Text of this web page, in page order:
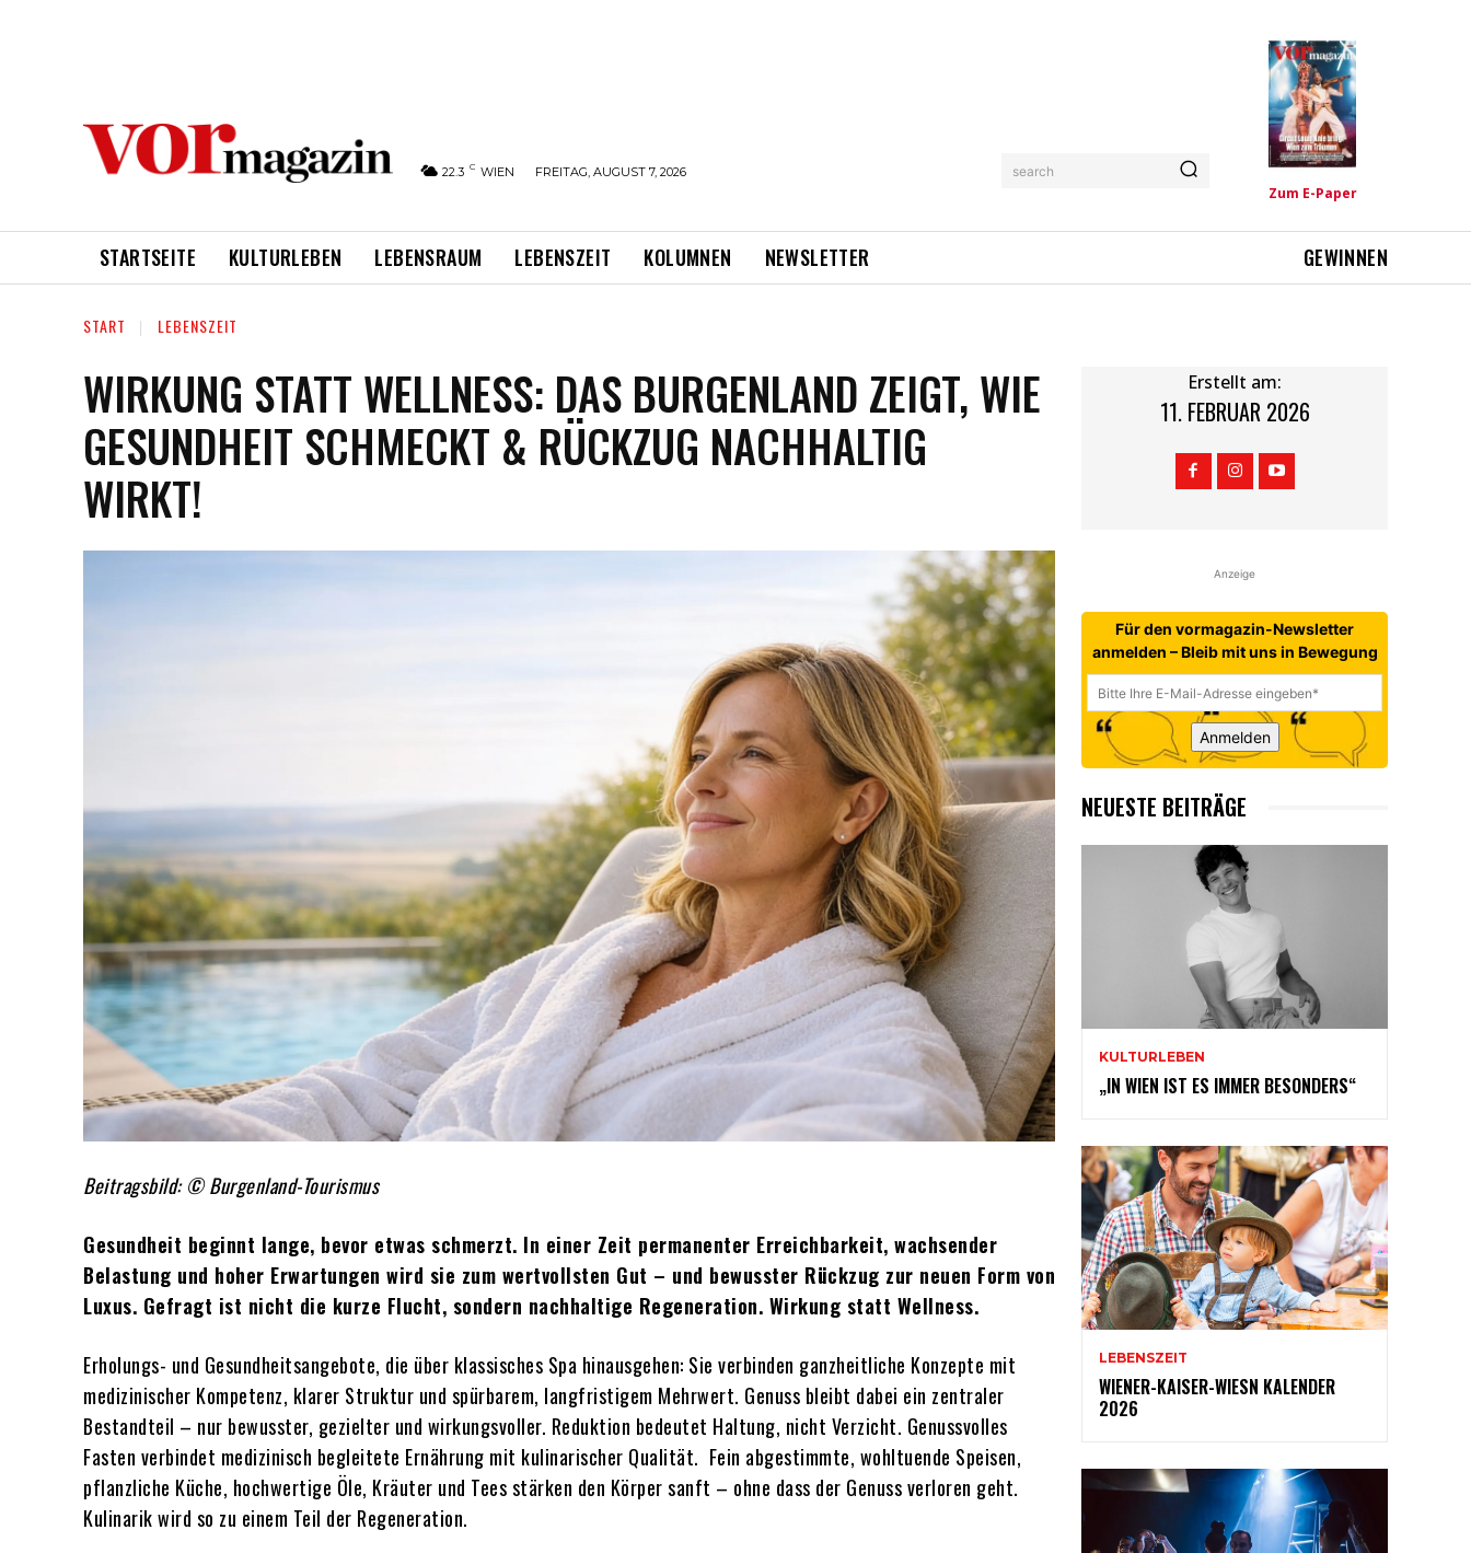
22.3 C WIEN FREITAG, AUGUST 7, 2026 search
Zum E-Paper
STARTSEITE KULTURLEBEN LEBENSRAUM LEBENSZEIT KOLUMNEN NEWSLETTER GEWINNEN
START LEBENSZEIT
WIRKUNG STATT WELLNESS: DAS BURGENLAND ZEIGT, WIE
GESUNDHEIT SCHMECKT & RÜCKZUG NACHHALTIG
WIRKT!
Beitragsbild: © Burgenland-Tourismus
Gesundheit beginnt lange, bevor etwas schmerzt. In einer Zeit permanenter Erreichbarkeit, wachsender
Belastung und hoher Erwartungen wird sie zum wertvollsten Gut – und bewusster Rückzug zur neuen Form von
Luxus. Gefragt ist nicht die kurze Flucht, sondern nachhaltige Regeneration. Wirkung statt Wellness.
Erholungs- und Gesundheitsangebote, die über klassisches Spa hinausgehen: Sie verbinden ganzheitliche Konzepte mit
medizinischer Kompetenz, klarer Struktur und spürbarem, langfristigem Mehrwert. Genuss bleibt dabei ein zentraler
Bestandteil – nur bewusster, gezielter und wirkungsvoller. Reduktion bedeutet Haltung, nicht Verzicht. Genussvolles
Fasten verbindet medizinisch begleitete Ernährung mit kulinarischer Qualität. Fein abgestimmte, wohltuende Speisen,
pflanzliche Küche, hochwertige Öle, Kräuter und Tees stärken den Körper sanft – ohne dass der Genuss verloren geht.
Kulinarik wird so zu einem Teil der Regeneration.
Erstellt am:
11. FEBRUAR 2026
Anzeige
Für den vormagazin-Newsletter
anmelden – Bleib mit uns in Bewegung
Anmelden
NEUESTE BEITRÄGE
KULTURLEBEN
„IN WIEN IST ES IMMER BESONDERS“
LEBENSZEIT
WIENER-KAISER-WIESN KALENDER
2026